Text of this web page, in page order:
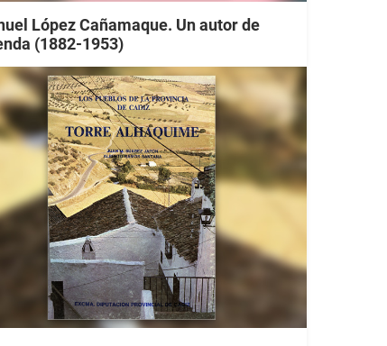
López Cañamaque. Un autor de
(1882-1953)